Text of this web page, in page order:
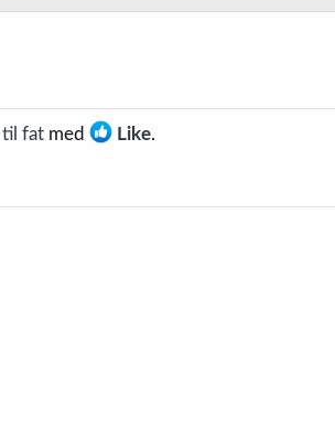
til fat med Like.